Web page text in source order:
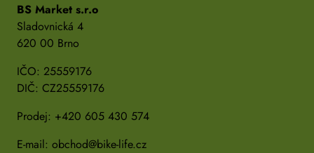
BS Market s.r.o
Sladovnická 4
620 00 Brno
IČO: 25559176
DIČ: CZ25559176
Prodej: +420 605 430 574
E-mail: obchod@bike-life.cz